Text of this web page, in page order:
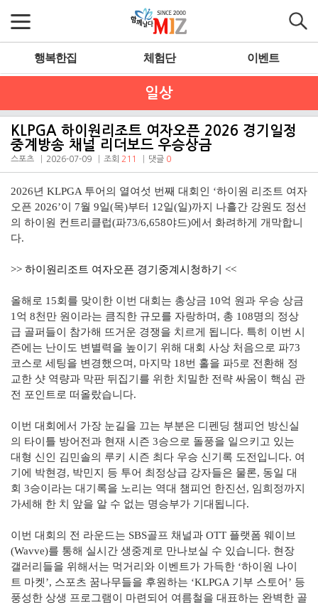
행복한집 체험단 이벤트
일상
KLPGA 하이원리조트 여자오픈 2026 경기일정
중계방송 채널 리더보드 우승상금
스포츠 2026-07-09 조회 211 댓글 0
2026년 KLPGA 투어의 열여섯 번째 대회인 ‘하이원 리조트 여자
오픈 2026’이 7월 9일(목)부터 12일(일)까지 나흘간 강원도 정선
의 하이원 컨트리클럽(파73/6,658야드)에서 화려하게 개막합니
다.
>> 하이원리조트 여자오픈 경기중계시청하기 <<
올해로 15회를 맞이한 이번 대회는 총상금 10억 원과 우승 상금
1억 8천만 원이라는 큼직한 규모를 자랑하며, 총 108명의 정상
급 골퍼들이 참가해 뜨거운 경쟁을 치르게 됩니다. 특히 이번 시
즌에는 난이도 변별력을 높이기 위해 대회 사상 처음으로 파73
코스로 세팅을 변경했으며, 마지막 18번 홀을 파5로 전환해 정
교한 샷 역량과 막판 뒤집기를 위한 치밀한 전략 싸움이 핵심 관
전 포인트로 떠올랐습니다.
이번 대회에서 가장 눈길을 끄는 부분은 디펜딩 챔피언 방신실
의 타이틀 방어전과 현재 시즌 3승으로 돌풍을 일으키고 있는
대형 신인 김민솔의 루키 시즌 최다 우승 신기록 도전입니다. 여
기에 박현경, 박민지 등 투어 최정상급 강자들은 물론, 동일 대
회 3승이라는 대기록을 노리는 역대 챔피언 한진선, 임희정까지
가세해 한 치 앞을 알 수 없는 명승부가 기대됩니다.
이번 대회의 전 라운드는 SBS골프 채널과 OTT 플랫폼 웨이브
(Wavve)를 통해 실시간 생중계로 만나보실 수 있습니다. 현장
갤러리들을 위해서는 먹거리와 이벤트가 가득한 ‘하이원 나이
트 마켓’, 스포츠 꿈나무들을 후원하는 ‘KLPGA 기부 스토어’ 등
풍성한 상생 프로그램이 마련되어 여름철을 대표하는 완벽한 골